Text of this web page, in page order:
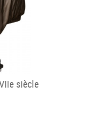
siècle